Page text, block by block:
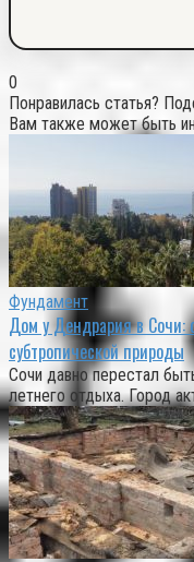
0
Понравилась статья?
Вам также может быть
Фундамент
Дом у Дендрария в Сочи:
субтропической природы
Сочи давно перестал
летнего отдыха. Город